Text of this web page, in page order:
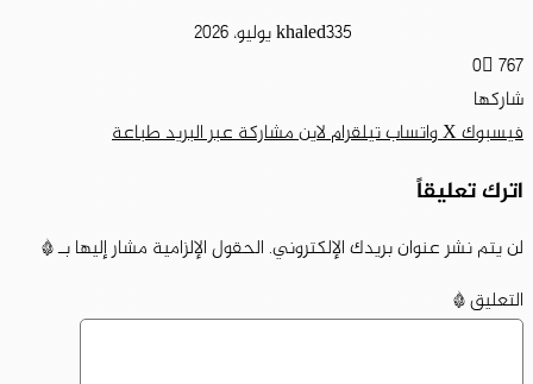
khaled335 يوليو، 2026
0 767
شاركها
فيسبوك‫Xواتسابتيلقراملاينمشاركة عبر البريدطباعة
اترك تعليقاً
لن يتم نشر عنوان بريدك الإلكتروني.الحقول الإلزامية مشار إليها بـ*
التعليق*